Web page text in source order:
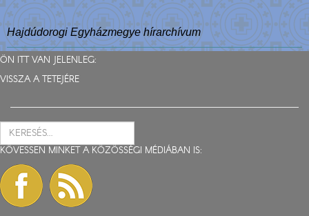
Hajdúdorogi Egyházmegye hírarchívum
ÖN ITT VAN JELENLEG:
VISSZA A TETEJÉRE
KÖVESSEN MINKET A KÖZÖSSÉGI MÉDIÁBAN IS: